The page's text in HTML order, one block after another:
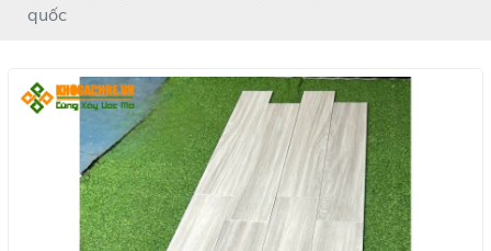
quốc